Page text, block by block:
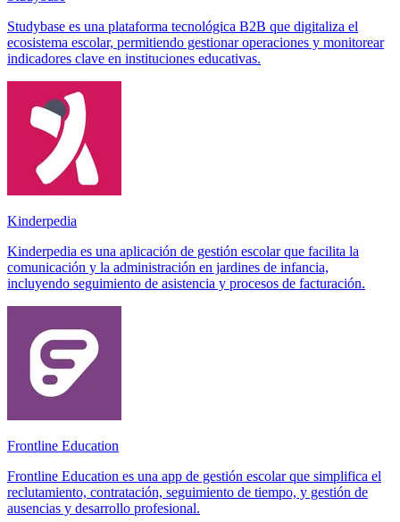
Studybase es una plataforma tecnológica B2B que digitaliza el
ecosistema escolar, permitiendo gestionar operaciones y monitorear
indicadores clave en instituciones educativas.
Kinderpedia
Kinderpedia es una aplicación de gestión escolar que facilita la
comunicación y la administración en jardines de infancia,
incluyendo seguimiento de asistencia y procesos de facturación.
Frontline Education
Frontline Education es una app de gestión escolar que simplifica el
reclutamiento, contratación, seguimiento de tiempo, y gestión de
ausencias y desarrollo profesional.